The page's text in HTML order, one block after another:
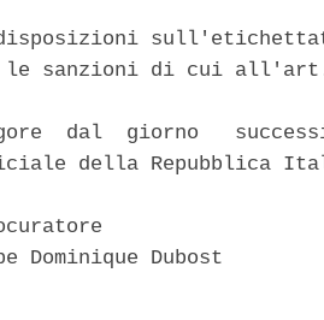
sanzioni di cui
dal  giorno
della Repubblica
Dominique Dubost